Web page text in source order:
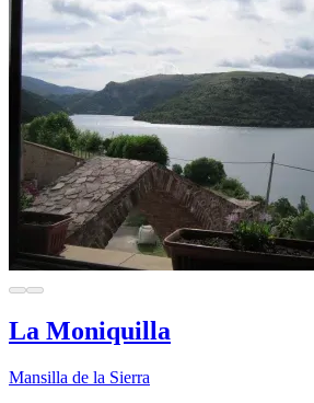
La Moniquilla
Mansilla de la Sierra